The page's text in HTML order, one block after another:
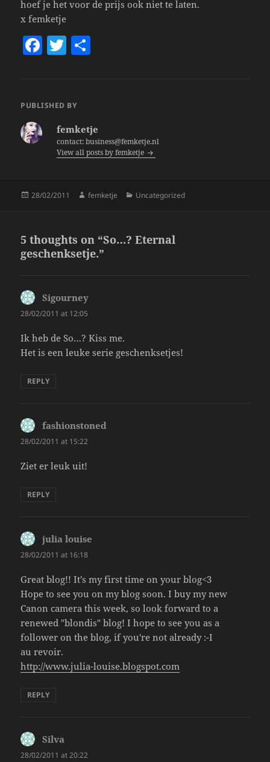
hoef je het voor de prijs ook niet te laten.
x femketje
F
e
T
er
PUBLISHED BY
femketje
contact: business@femketje.nl
View all posts by femketje
Posted
28/02/2011 Author
femketje Categories
Uncategorized
5 thoughts on “So…? Eternal
geschenksetje.”
Sigourney
28/02/2011 at 12:05
Ik heb de So…? Kiss me.
Het is een leuke serie geschenksetjes!
REPLY
fashionstoned
28/02/2011 at 15:22
Ziet er leuk uit!
REPLY
julia louise
28/02/2011 at 16:18
Great blog!! It's my first time on your blog<3
Hope to see you on my blog soon. I buy my new
Canon camera this week, so look forward to a
renewed "blondis" blog! I hope to see you as a
follower on the blog, if you're not already :-I
au revoir.
http://www.julia-louise.blogspot.com
REPLY
Silva
28/02/2011 at 20:22